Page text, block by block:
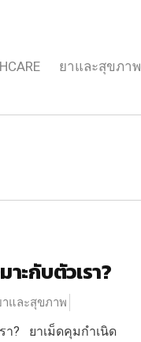
ยาและสุขภาพ
ะกับตัวเรา?
าและสุขภาพ
า? ยาเม็ดคุมกำเนิด